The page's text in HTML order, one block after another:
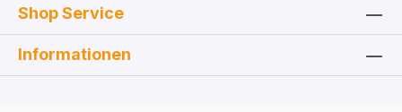
Shop Service
Informationen